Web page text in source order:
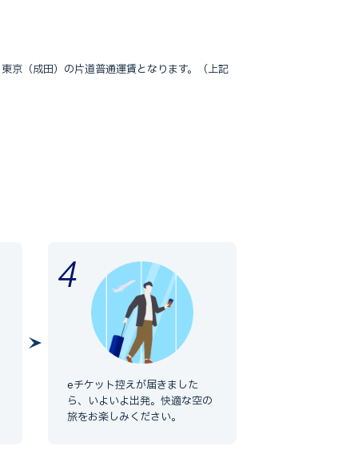
京（成田）の片道普通運賃となります。（上記
eチケット控えが届きました
ら、いよいよ出発。快適な空の
旅をお楽しみください。